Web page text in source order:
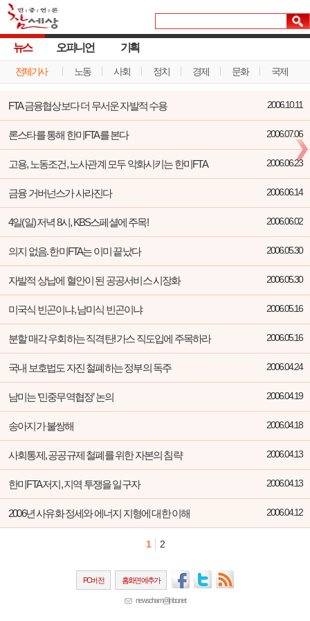
뉴스
전체기사 노동 사회 정치 경제 문화 국제
오피니언 기획
FTA 금융협상보다 더 무서운 자발적 수용 2006.10.11
론스타를 통해 한미FTA를 본다 2006.07.06
고용, 노동조건, 노사관계 모두 악화시키는 한미FTA 2006.06.23
금융 거버넌스가 사라진다 2006.06.14
4일(일) 저녁 8시, KBS스페셜에 주목! 2006.06.02
의지 없음. 한미FTA는 이미 끝났다 2006.05.30
자발적 상납에 혈안이 된 공공서비스 시장화 2006.05.30
미국식 빈곤이냐, 남미식 빈곤이냐 2006.05.16
분할 매각 우회하는 직격탄! 가스 직도입에 주목하라 2006.05.16
국내 보호법도 자진 철폐하는 정부의 독주 2006.04.24
남미는 ‘민중무역협정’ 논의 2006.04.19
송아지가 불쌍해 2006.04.18
사회통제, 공공규제 철폐를 위한 자본의 침략 2006.04.13
한미FTA 저지, 지역 투쟁을 일구자 2006.04.13
2006년 사유화 정세와 에너지 지형에 대한 이해 2006.04.12
1 2
PC버전 홈화면에추가
newscham@jinbo.net